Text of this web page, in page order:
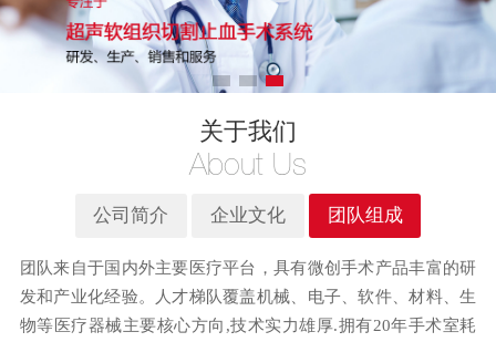
关于我们
About Us
公司简介 企业文化 团队组成
团队来自于国内外主要医疗平台，具有微创手术产品丰富的研
发和产业化经验。人才梯队覆盖机械、电子、软件、材料、生
物等医疗器械主要核心方向,技术实力雄厚.拥有20年手术室耗